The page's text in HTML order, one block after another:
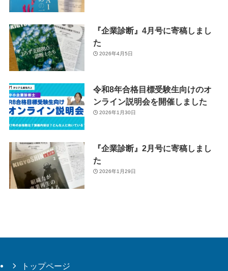
『企業診断』4月号に寄稿しまし
た
2026年4月5日
令和8年合格目標受験生向けのオ
ンライン説明会を開催しました
2026年1月30日
『企業診断』2月号に寄稿しまし
た
2026年1月29日
トップページ